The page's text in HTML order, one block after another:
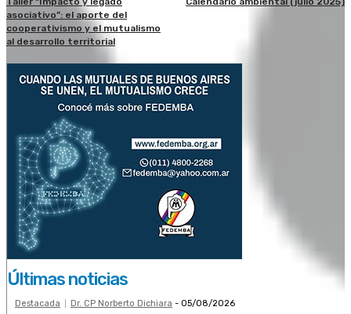
asociativo”: el aporte del
cooperativismo y el mutualismo
al desarrollo territorial
Últimas noticias
Destacada Dr. CP Norberto Dichiara - 05/08/2026